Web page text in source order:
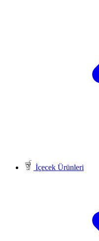
İçecek Ürünleri